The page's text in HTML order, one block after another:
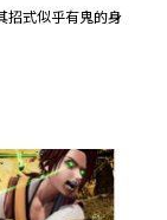
招式似乎有鬼的身